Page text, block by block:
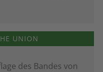
UNION
des Bandes von